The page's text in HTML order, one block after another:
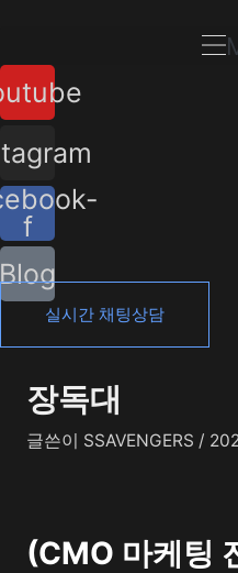
츠
로
건
너
뛰
기
f
Blog
실시간 채팅상담
장독대
글쓴이 SSAVENGERS /
(CMO 마케팅
트
탐
색